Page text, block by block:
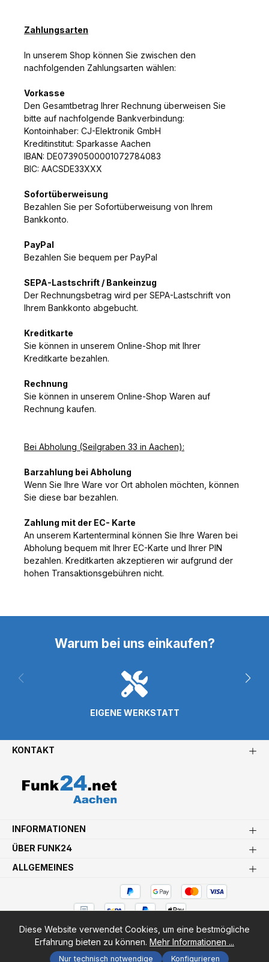
Zahlungsarten
In unserem Shop können Sie zwischen den
nachfolgenden Zahlungsarten wählen:
Vorkasse
Den Gesamtbetrag Ihrer Rechnung überweisen Sie
bitte auf nachfolgende Bankverbindung:
Kontoinhaber: CJ-Elektronik GmbH
Kreditinstitut: Sparkasse Aachen
IBAN: DE07390500001072784083
BIC: AACSDE33XXX
Sofortüberweisung
Bezahlen Sie per Sofortüberweisung von Ihrem
Bankkonto.
PayPal
Bezahlen Sie bequem per PayPal
SEPA-Lastschrift / Bankeinzug
Der Rechnungsbetrag wird per SEPA-Lastschrift von
Ihrem Bankkonto abgebucht.
Kreditkarte
Sie können in unserem Online-Shop mit Ihrer
Kreditkarte bezahlen.
Rechnung
Sie können in unserem Online-Shop Waren auf
Rechnung kaufen.
Bei Abholung (Seilgraben 33 in Aachen):
Barzahlung bei Abholung
Wenn Sie Ihre Ware vor Ort abholen möchten, können
Sie diese bar bezahlen.
Zahlung mit der EC- Karte
An unserem Kartenterminal können Sie Ihre Waren bei
Abholung bequem mit Ihrer EC-Karte und Ihrer PIN
bezahlen. Kreditkarten akzeptieren wir aufgrund der
hohen Transaktionsgebühren nicht.
Warum bei uns einkaufen?
EIGENE WERKSTATT
KONTAKT
INFORMATIONEN
ÜBER FUNK24
ALLGEMEINES
Bestellung widerrufen
Diese Website verwendet Cookies, um eine bestmögliche
Erfahrung bieten zu können. Mehr Informationen ...
Nur technisch notwendige Konfigurieren